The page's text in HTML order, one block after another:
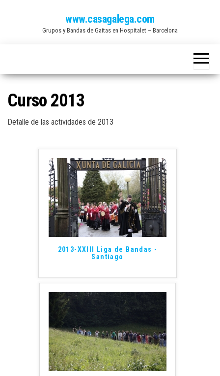
www.casagalega.com
Grupos y Bandas de Gaitas en Hospitalet – Barcelona
Curso 2013
Detalle de las actividades de 2013
2013-XXIII Liga de Bandas -
Santiago